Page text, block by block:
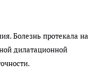
Болезнь протекала на
дилатационной